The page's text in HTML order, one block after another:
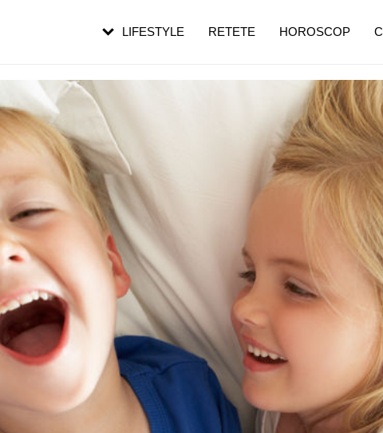
LIFESTYLE RETETE HOROSCOP
pe măsură ce înaintezi în